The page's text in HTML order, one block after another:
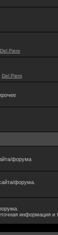
Del Piero
Del Piero
форума
форума.
информация и